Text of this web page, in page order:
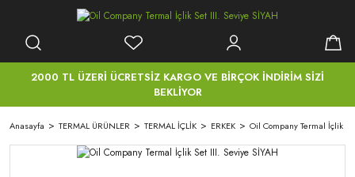
2000 TL ÜZERİ ÜCRETSİZ KARGO VE BİRÇOK İNDİRİM SİZİ
BEKLİYOR
Anasayfa TERMAL ÜRÜNLER TERMAL İÇLİK ERKEK Oil Company Termal İçlik